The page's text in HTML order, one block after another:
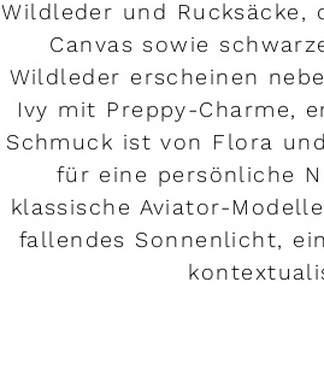
Wildleder und Rucksäcke,
Canvas sowie
Wildleder erscheinen
Ivy mit Preppy-Charme,
Schmuck ist von Flora
für eine persönliche
klassische Aviator-
fallendes Sonnenlicht,